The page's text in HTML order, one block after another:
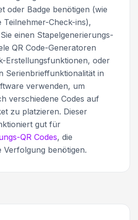
oder Badge benötigen (wie
Teilnehmer-Check-ins),
einen Stapelgenerierungs-
QR Code-Generatoren
Erstellungsfunktionen, oder
Serienbrieffunktionalität in
verwenden, um
verschiedene Codes auf
zu platzieren. Dieser
gut für
QR Codes, die
Verfolgung benötigen.